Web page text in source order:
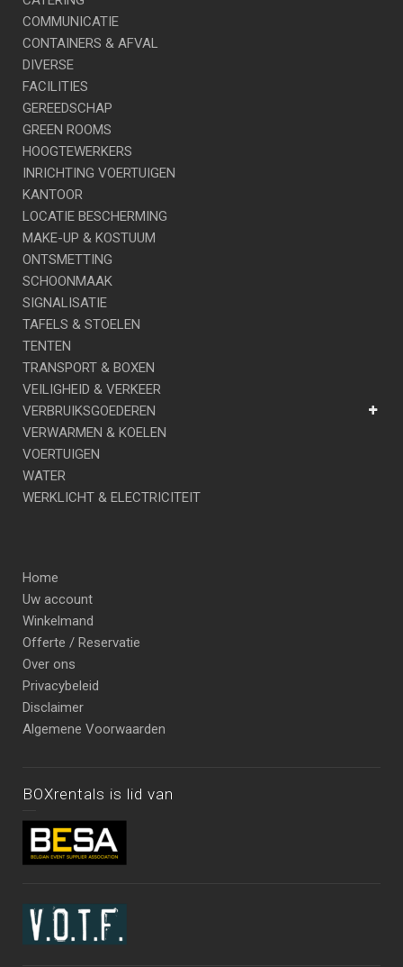
COMMUNICATIE
CONTAINERS & AFVAL
DIVERSE
FACILITIES
GEREEDSCHAP
GREEN ROOMS
HOOGTEWERKERS
INRICHTING VOERTUIGEN
KANTOOR
LOCATIE BESCHERMING
MAKE-UP & KOSTUUM
ONTSMETTING
SCHOONMAAK
SIGNALISATIE
TAFELS & STOELEN
TENTEN
TRANSPORT & BOXEN
VEILIGHEID & VERKEER
VERBRUIKSGOEDEREN
VERWARMEN & KOELEN
VOERTUIGEN
WATER
WERKLICHT & ELECTRICITEIT
Home
Uw account
Winkelmand
Offerte / Reservatie
Over ons
Privacybeleid
Disclaimer
Algemene Voorwaarden
BOXrentals is lid van